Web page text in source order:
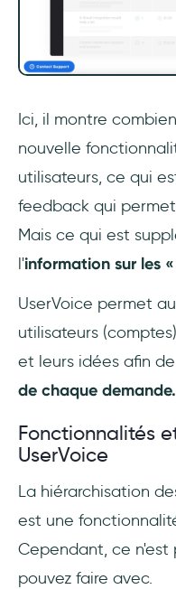
Ici, il montre
nouvelle
utilisateurs, ce qui
feedback qui
Mais ce qui est
l'information sur les
UserVoice permet
utilisateurs
et leurs idées afin de
de chaque demande.
Fonctionnalités
UserVoice
La hiérarchisation
est une
Cependant, ce n'est
pouvez faire avec.